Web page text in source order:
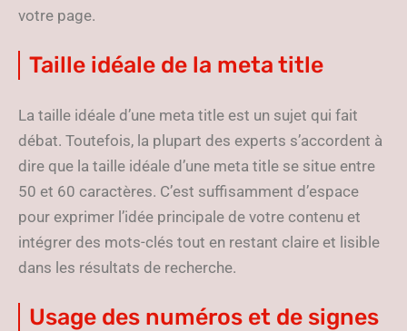
votre page.
Taille idéale de la meta title
La taille idéale d’une meta title est un sujet qui fait
débat. Toutefois, la plupart des experts s’accordent à
dire que la taille idéale d’une meta title se situe entre
50 et 60 caractères. C’est suffisamment d’espace
pour exprimer l’idée principale de votre contenu et
intégrer des mots-clés tout en restant claire et lisible
dans les résultats de recherche.
Usage des numéros et de signes